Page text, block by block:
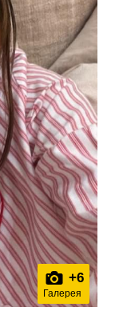
+6
Галерея